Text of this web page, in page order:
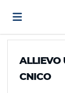
ALLIEVO
CNICO